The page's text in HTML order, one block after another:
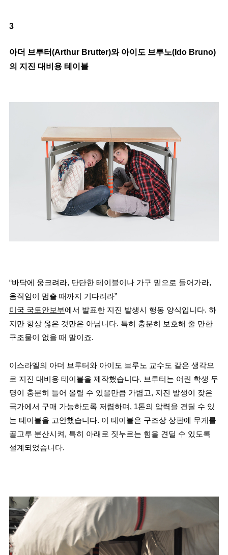
3
아더 브루터(Arthur Brutter)와 아이도 브루노(Ido Bruno)
의 지진 대비용 테이블
“바닥에 웅크려라, 단단한 테이블이나 가구 밑으로 들어가라,
움직임이 멈출 때까지 기다려라”
미국 국토안보부에서 발표한 지진 발생시 행동 양식입니다. 하
지만 항상 옳은 것만은 아닙니다. 특히 충분히 보호해 줄 만한
구조물이 없을 때 말이죠.
이스라엘의 아더 브루터와 아이도 브루노 교수도 같은 생각으
로 지진 대비용 테이블을 제작했습니다. 브루터는 어린 학생 두
명이 충분히 들어 올릴 수 있을만큼 가볍고, 지진 발생이 잦은
국가에서 구매 가능하도록 저렴하며, 1톤의 압력을 견딜 수 있
는 테이블을 고안했습니다. 이 테이블은 구조상 상판에 무게를
골고루 분산시켜, 특히 아래로 짓누르는 힘을 견딜 수 있도록
설계되었습니다.